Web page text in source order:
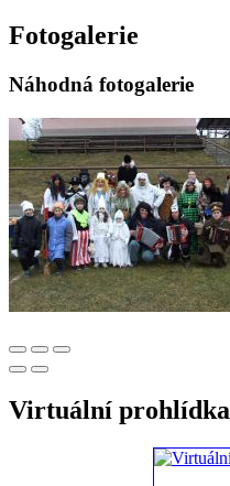
Fotogalerie
Náhodná fotogalerie
Virtuální prohlídka